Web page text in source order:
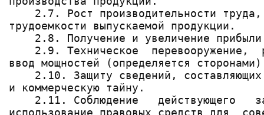
2.7. Рост производительности
трудоемкости выпускаемой продукции.
2.8. Получение и увеличение
2.9. Техническое  перевооружение,
ввод мощностей (определяется
2.10. Защиту сведений,
и коммерческую тайну.
2.11. Соблюдение   действующего
использование правовых средств для